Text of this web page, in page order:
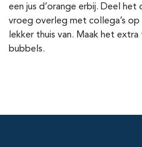
een jus d’orange erbij. Deel het
vroeg overleg met collega’s
lekker thuis van. Maak het
bubbels.